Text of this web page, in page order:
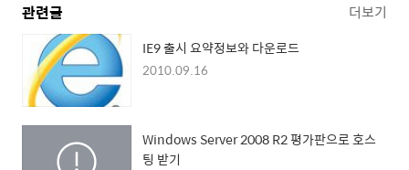
관련글 더보기
IE9 출시 요약정보와 다운로드
2010.09.16
Windows Server 2008 R2 평가판으로 호스
팅 받기